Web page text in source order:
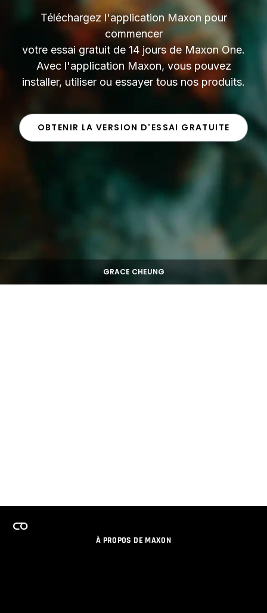
GRACE CHEUNG
Téléchargez l'application Maxon pour
commencer
votre essai gratuit de 14 jours de Maxon One.
Avec l'application Maxon, vous pouvez
installer, utiliser ou essayer tous nos produits.
OBTENIR LA VERSION D'ESSAI GRATUITE
À PROPOS DE MAXON